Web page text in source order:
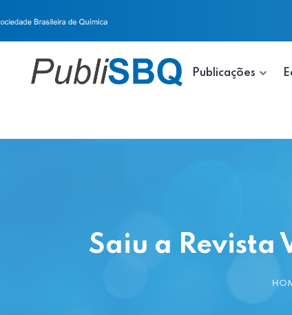
Publicações
Saiu a Revista